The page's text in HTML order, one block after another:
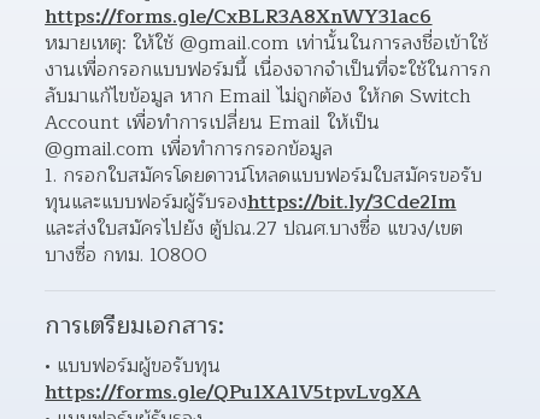
https://forms.gle/CxBLR3A8XnWY31ac6
หมายเหตุ: ให้ใช้ @gmail.com เท่านั้นในการลงชื่อเข้าใช้
งานเพื่อกรอกแบบฟอร์มนี้ เนื่องจากจำเป็นที่จะใช้ในการก
ลับมาแก้ไขข้อมูล หาก Email ไม่ถูกต้อง ให้กด Switch
Account เพื่อทำการเปลี่ยน Email ให้เป็น
@gmail.com เพื่อทำการกรอกข้อมูล
กรอกใบสมัครโดยดาวน์โหลดแบบฟอร์มใบสมัครขอรับ
ทุนและแบบฟอร์มผู้รับรองhttps://bit.ly/3Cde2Im
และส่งใบสมัครไปยัง ตู้ปณ.27 ปณศ.บางซื่อ แขวง/เขต
บางซื่อ กทม. 10800
การเตรียมเอกสาร:
https://forms.gle/QPu1XA1V5tpvLvgXA